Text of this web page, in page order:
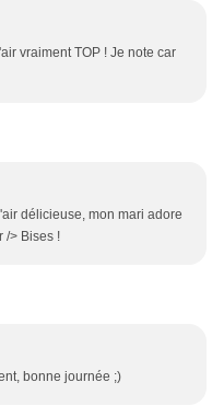
vraiment TOP ! Je note car
délicieuse, mon mari adore
/> Bises !
bonne journée ;)